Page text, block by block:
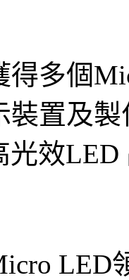
得多個
裝置及
效
LED